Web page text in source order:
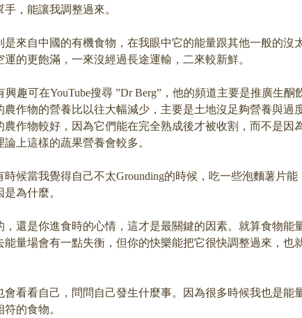
，能讓我調整過來。
來自中國的有機食物，在我眼中它的能量跟其他一般的沒
的更飽滿，一來沒經過長途運輸，二來較新鮮。
趣可在YouTube搜尋 ”Dr Berg”，他的頻道主要是推廣生酮
作物的營養比以往大幅減少，主要是土地沒足夠營養與過
作物較好，因為它們能在完全熟成後才被收割，而不是因
上這樣的蔬果營養會較多。
候當我覺得自己不太Grounding的時候，吃一些泡麵薯片能
為什麼。
還是你進食時的心情，這才是最關鍵的因素。就算食物能
量場會有一點失衡，但你的快樂能把它很快調整過來，也
看看自己，問問自己發生什麼事。因為很多時候我也是能
的食物。